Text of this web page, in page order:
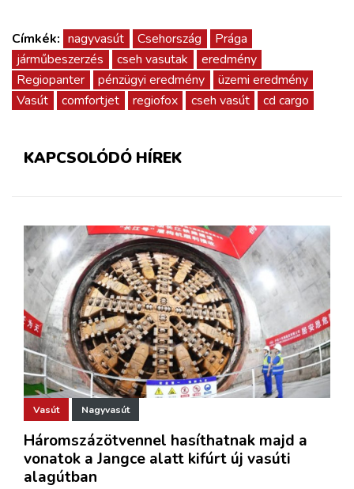
Címkék: nagyvasút Csehország
Prága
járműbeszerzés
cseh vasutak
eredmény
Regiopanter
pénzügyi eredmény
üzemi eredmény
Vasút
comfortjet regiofox cseh vasút cd cargo
KAPCSOLÓDÓ HÍREK
Vasút Nagyvasút
Háromszázötvennel hasíthatnak majd a
vonatok a Jangce alatt kifúrt új vasúti
alagútban